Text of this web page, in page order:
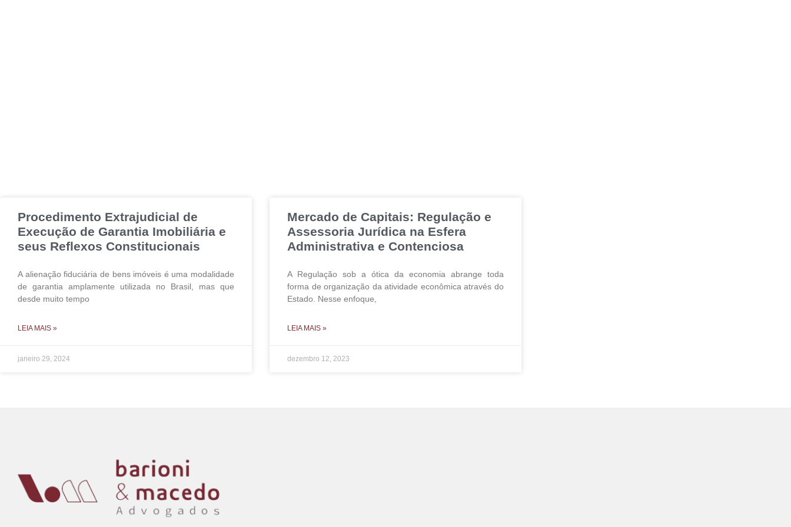
Procedimento Extrajudicial de
Execução de Garantia Imobiliária e
seus Reflexos Constitucionais
A alienação fiduciária de bens imóveis é uma modalidade
de garantia amplamente utilizada no Brasil, mas que
desde muito tempo
LEIA MAIS »
janeiro 29, 2024
Mercado de Capitais: Regulação e
Assessoria Jurídica na Esfera
Administrativa e Contenciosa
A Regulação sob a ótica da economia abrange toda
forma de organização da atividade econômica através do
Estado. Nesse enfoque,
LEIA MAIS »
dezembro 12, 2023